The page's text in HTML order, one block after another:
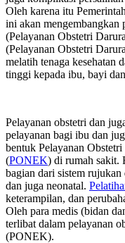
Oleh karena itu
ini akan mengembangkan
(Pelayanan Obstetri
(Pelayanan Obstetri
melatih tenaga kesehatan
tinggi kepada ibu, bayi
Pelayanan obstetri dan
pelayanan bagi ibu dan
bentuk Pelayanan
(PONEK) di rumah sakit.
bagian dari sistem rujukan
dan juga neonatal.
keterampilan, dan
Oleh para medis (bidan
terlibat dalam pelayanan
(PONEK).